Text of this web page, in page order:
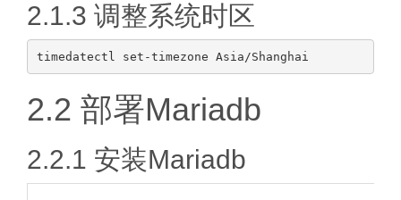
2.1.3 调整系统时区
2.2 部署Mariadb
2.2.1 安装Mariadb